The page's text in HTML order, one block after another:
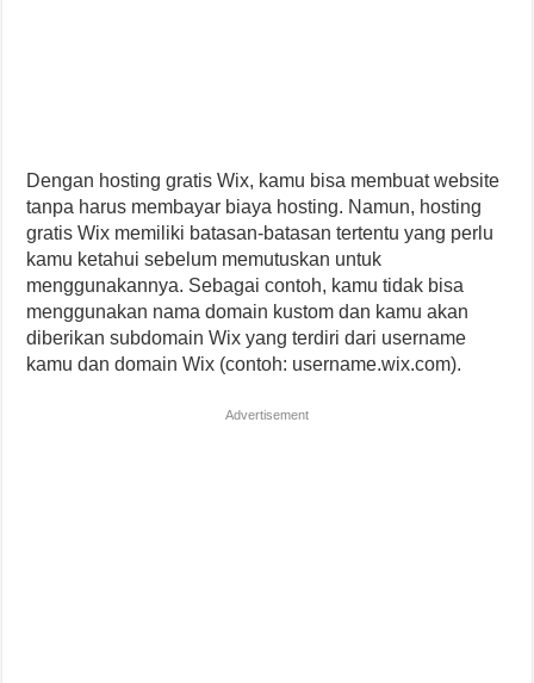
Dengan hosting gratis Wix, kamu bisa membuat website
tanpa harus membayar biaya hosting. Namun, hosting
gratis Wix memiliki batasan-batasan tertentu yang perlu
kamu ketahui sebelum memutuskan untuk
menggunakannya. Sebagai contoh, kamu tidak bisa
menggunakan nama domain kustom dan kamu akan
diberikan subdomain Wix yang terdiri dari username
kamu dan domain Wix (contoh: username.wix.com).
Advertisement